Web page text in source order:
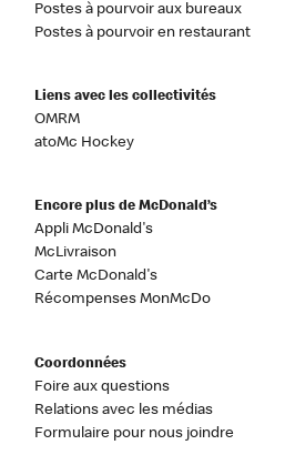
Postes à pourvoir aux bureaux
Postes à pourvoir en restaurant
Liens avec les collectivités
OMRM
atoMc Hockey
Encore plus de McDonald’s
Appli McDonald's
McLivraison
Carte McDonald's
Récompenses MonMcDo
Coordonnées
Foire aux questions
Relations avec les médias
Formulaire pour nous joindre